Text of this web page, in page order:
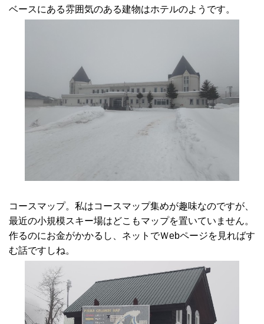
ベースにある雰囲気のある建物はホテルのようです。
コースマップ。私はコースマップ集めが趣味なのですが、
最近の小規模スキー場はどこもマップを置いていません。
作るのにお金がかかるし、ネットでＷebページを見ればす
む話ですしね。